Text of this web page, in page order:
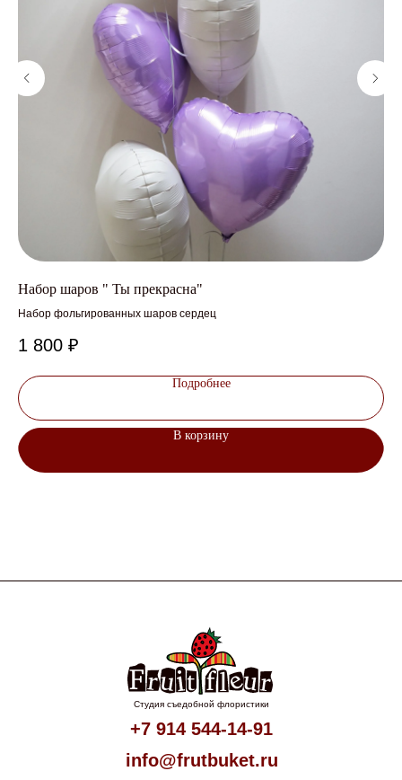
Набор шаров " Ты прекрасна"
Набор фольгированных шаров сердец
1 800 ₽
Подробнее
В корзину
Студия съедобной флористики
+7 914 544-14-91
info@frutbuket.ru